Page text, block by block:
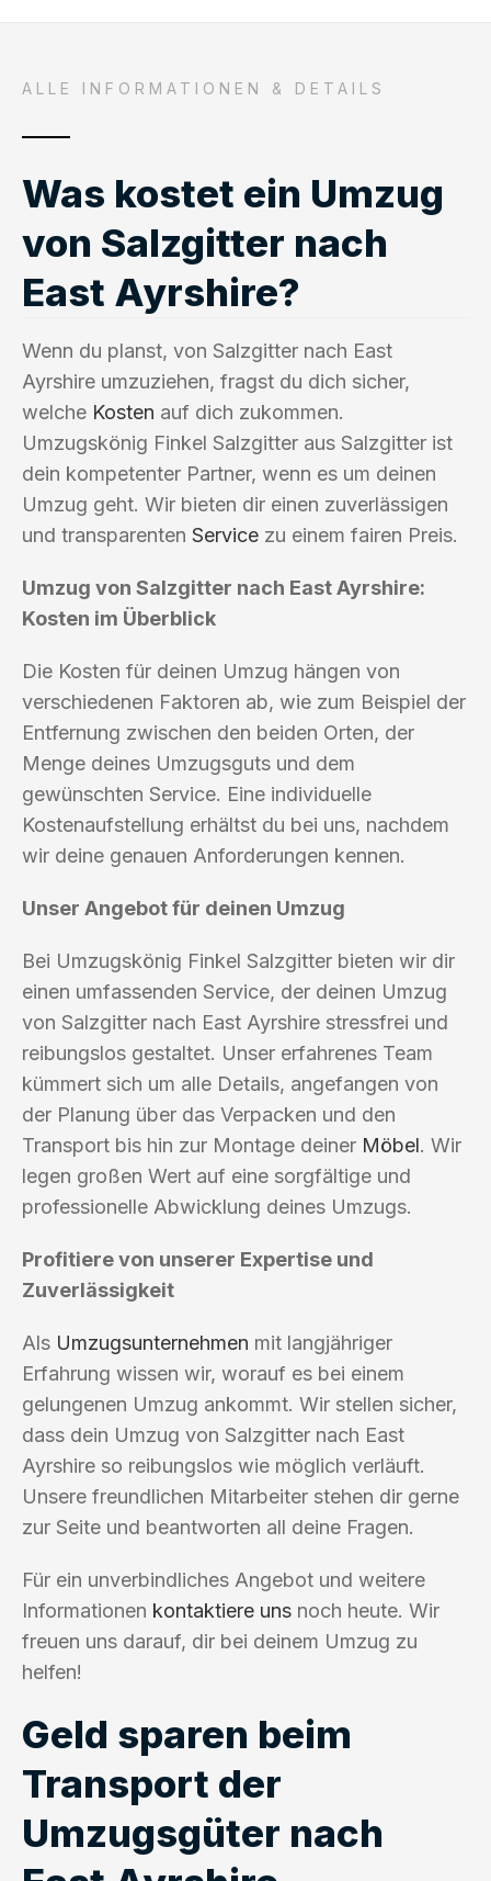
ALLE INFORMATIONEN & DETAILS
Was kostet ein Umzug
von Salzgitter nach
East Ayrshire?
Wenn du planst, von Salzgitter nach East
Ayrshire umzuziehen, fragst du dich sicher,
welche Kosten auf dich zukommen.
Umzugskönig Finkel Salzgitter aus Salzgitter ist
dein kompetenter Partner, wenn es um deinen
Umzug geht. Wir bieten dir einen zuverlässigen
und transparenten Service zu einem fairen Preis.
Umzug von Salzgitter nach East Ayrshire:
Kosten im Überblick
Die Kosten für deinen Umzug hängen von
verschiedenen Faktoren ab, wie zum Beispiel der
Entfernung zwischen den beiden Orten, der
Menge deines Umzugsguts und dem
gewünschten Service. Eine individuelle
Kostenaufstellung erhältst du bei uns, nachdem
wir deine genauen Anforderungen kennen.
Unser Angebot für deinen Umzug
Bei Umzugskönig Finkel Salzgitter bieten wir dir
einen umfassenden Service, der deinen Umzug
von Salzgitter nach East Ayrshire stressfrei und
reibungslos gestaltet. Unser erfahrenes Team
kümmert sich um alle Details, angefangen von
der Planung über das Verpacken und den
Transport bis hin zur Montage deiner Möbel. Wir
legen großen Wert auf eine sorgfältige und
professionelle Abwicklung deines Umzugs.
Profitiere von unserer Expertise und
Zuverlässigkeit
Als Umzugsunternehmen mit langjähriger
Erfahrung wissen wir, worauf es bei einem
gelungenen Umzug ankommt. Wir stellen sicher,
dass dein Umzug von Salzgitter nach East
Ayrshire so reibungslos wie möglich verläuft.
Unsere freundlichen Mitarbeiter stehen dir gerne
zur Seite und beantworten all deine Fragen.
Für ein unverbindliches Angebot und weitere
Informationen kontaktiere uns noch heute. Wir
freuen uns darauf, dir bei deinem Umzug zu
helfen!
Geld sparen beim
Transport der
Umzugsgüter nach